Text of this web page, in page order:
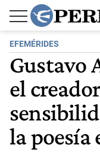
EFEMÉRIDES
Gustavo
el
la poesía